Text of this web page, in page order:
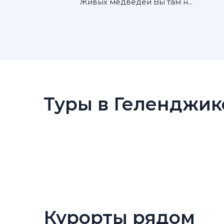
Туры в
Курорты рядом